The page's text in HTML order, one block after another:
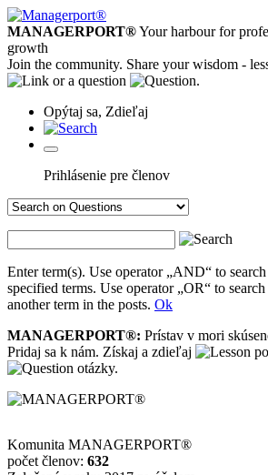
MANAGERPORT®Your harbour for
growth
Join the community. Share your wisdom -
or a question
.
Opýtaj sa, Zdieľaj
Prihlásenie pre členov
Enter term(s). Use operator „AND“ to
specified terms. Use operator „OR“ to
another term in the posts. Ok
MANAGERPORT®: Prístav v mori
Pridaj sa k nám. Získaj a zdieľaj
otázky.
Komunita MANAGERPORT®
počet členov: 632